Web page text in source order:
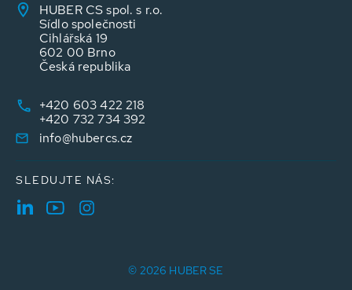
HUBER CS spol. s r.o.
Sídlo společnosti
Cihlářská 19
602 00 Brno
Česká republika
+420 603 422 218
+420 732 734 392
info@hubercs.cz
SLEDUJTE NÁS:
© 2026 HUBER SE